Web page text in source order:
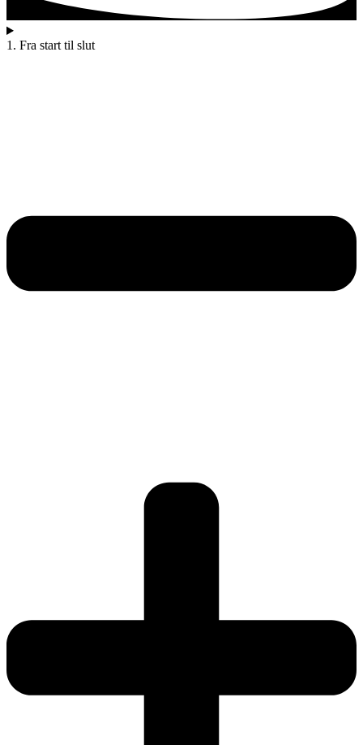
1. Fra start til slut